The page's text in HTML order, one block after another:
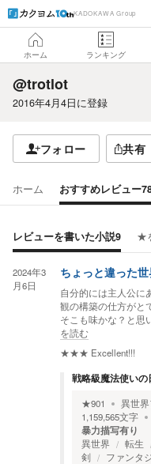
KADOKAWA Group
ホーム ランキング
@trotlot
2016年4月4日に登録
フォロー 共有
ホーム おすすめレビュー
レビューを書いた小説9 ★
2024年3
月6日
ちょっと違った
自分的には主人公に
観の構築の仕方がと
そこも味かな？と思
を読む
★★★ Excellent!!!
戦略級魔法使いの
★901 異世
1,159,565文字
暴力描写有り
異世界 転生
剣
ファンタ